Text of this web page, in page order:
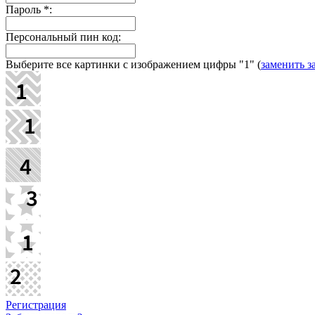
Пароль *:
Персональный пин код:
Выберите все картинки с изображением цифры "1" (заменить
Регистрация